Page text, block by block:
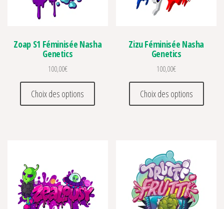
Zoap S1 Féminisée Nasha
Genetics
100,00€
Choix des options
Ce produit a plusieurs variations. Les
Zizu Féminisée Nasha
Genetics
100,00€
Choix des options
Ce